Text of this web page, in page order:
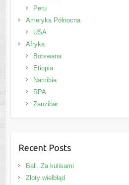
Peru
Ameryka Północna
USA
Afryka
Botswana
Etiopia
Namibia
RPA
Zanzibar
Recent Posts
Bali. Za kulisami
Złoty wielbłąd